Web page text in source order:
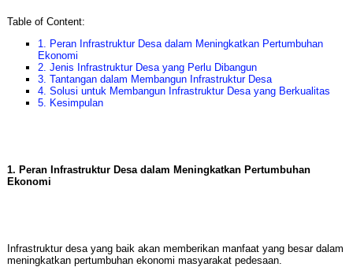
Table of Content:
1. Peran Infrastruktur Desa dalam Meningkatkan Pertumbuhan
Ekonomi
2. Jenis Infrastruktur Desa yang Perlu Dibangun
3. Tantangan dalam Membangun Infrastruktur Desa
4. Solusi untuk Membangun Infrastruktur Desa yang Berkualitas
5. Kesimpulan
1. Peran Infrastruktur Desa dalam Meningkatkan Pertumbuhan
Ekonomi
Infrastruktur desa yang baik akan memberikan manfaat yang besar dalam
meningkatkan pertumbuhan ekonomi masyarakat pedesaan.